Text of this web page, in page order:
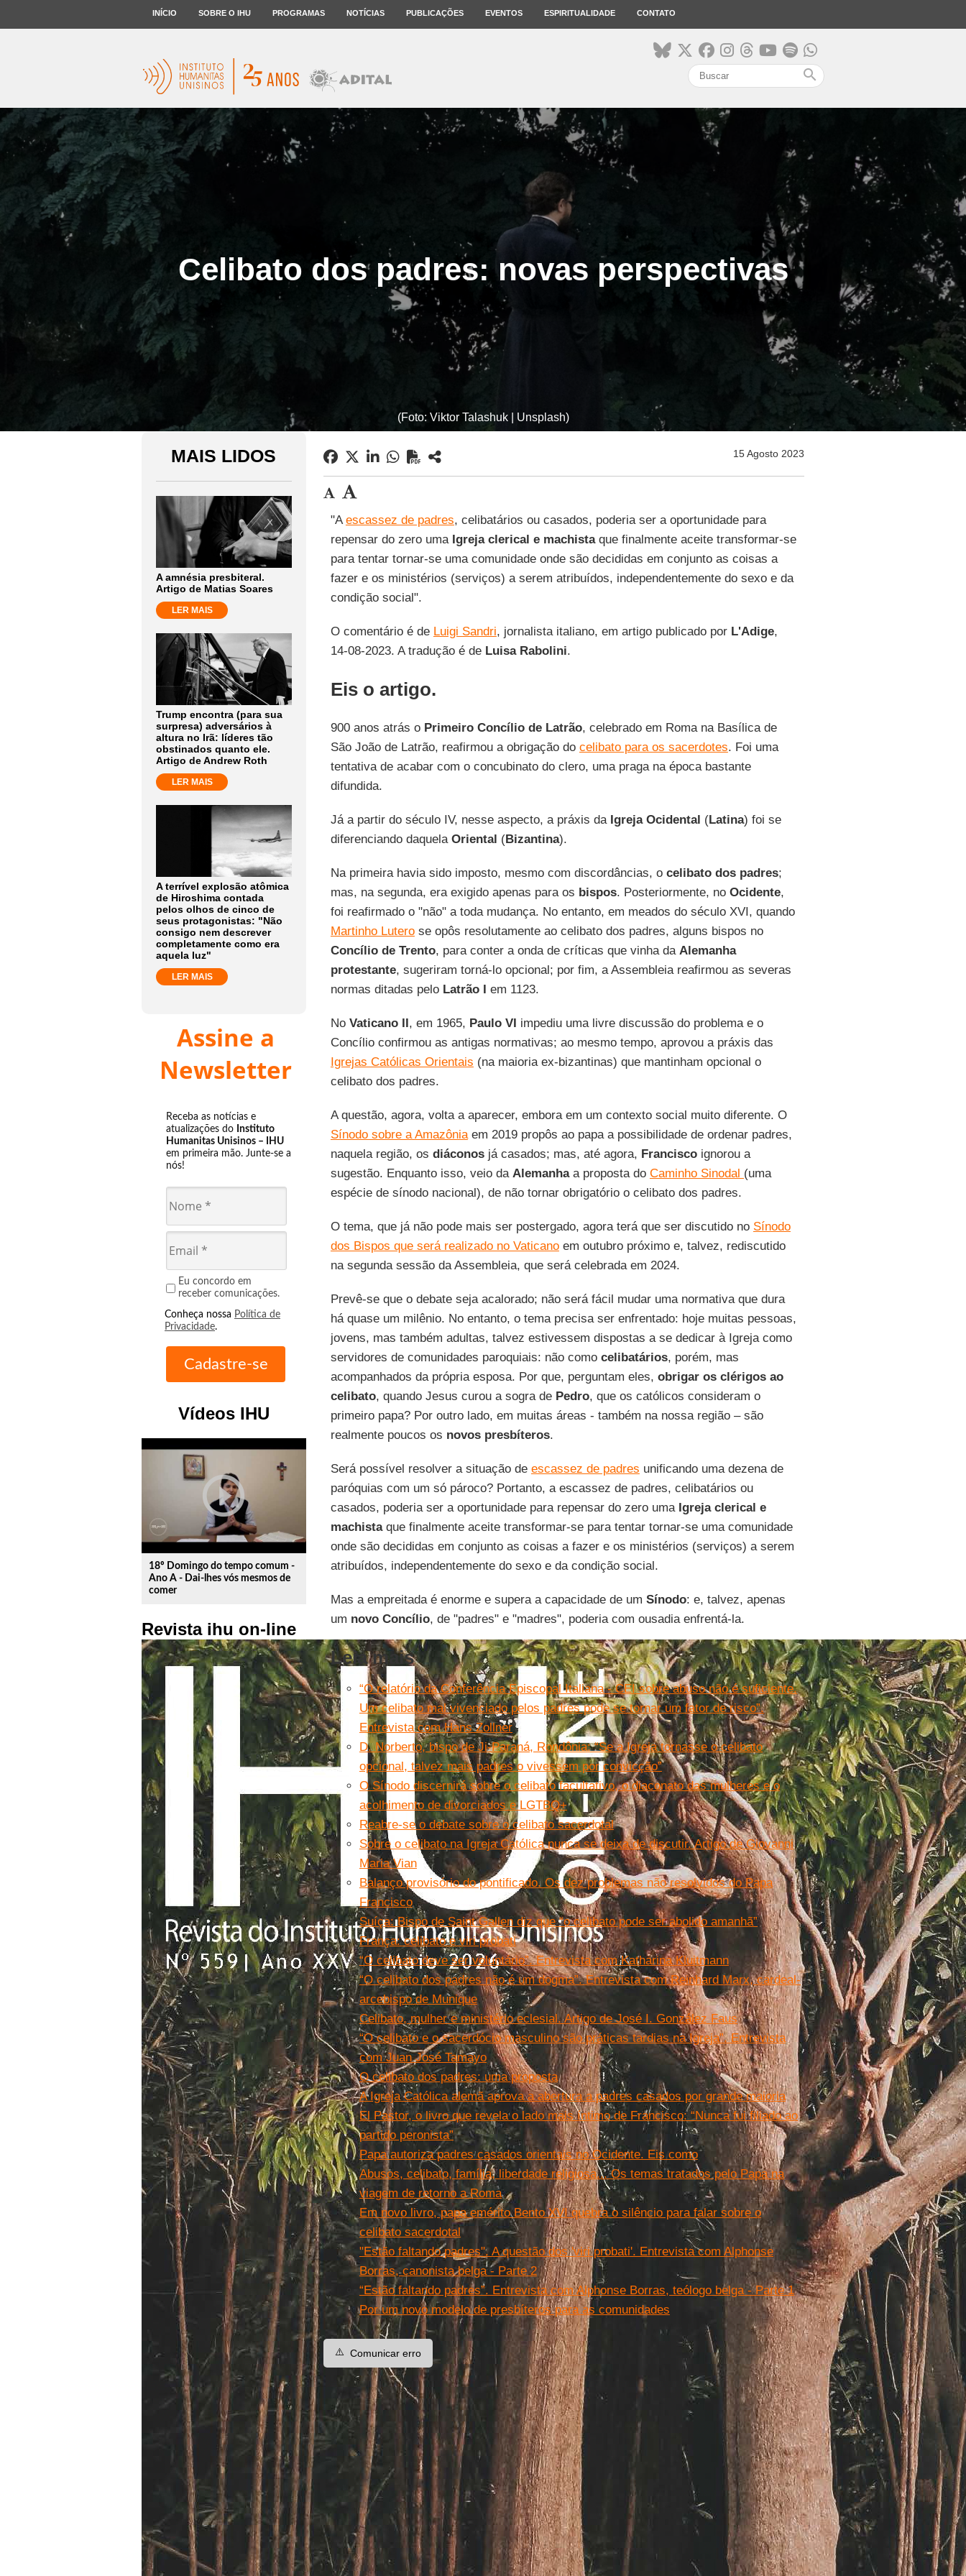
INÍCIO SOBRE O IHU PROGRAMAS NOTÍCIAS PUBLICAÇÕES EVENTOS ESPIRITUALIDADE CONTATO
search
Celibato dos padres: novas perspectivas
(Foto: Viktor Talashuk | Unsplash)
MAIS LIDOS
A amnésia presbiteral.
Artigo de Matias Soares
LER MAIS
Trump encontra (para sua
surpresa) adversários à
altura no Irã: líderes tão
obstinados quanto ele.
Artigo de Andrew Roth
LER MAIS
A terrível explosão atômica
de Hiroshima contada
pelos olhos de cinco de
seus protagonistas: "Não
consigo nem descrever
completamente como era
aquela luz"
LER MAIS
Assine a
Newsletter
Receba as notícias e
atualizações do Instituto
Humanitas Unisinos – IHU
em primeira mão. Junte-se a
nós!
Eu concordo em
receber comunicações.
Conheça nossa Política de
Privacidade.
Vídeos IHU
play_circle_outline
18º Domingo do tempo comum -
Ano A - Dai-lhes vós mesmos de
comer
Revista ihu on-line
15 Agosto 2023
"Aescassez de padres, celibatários ou casados, poderia ser a oportunidade para
repensar do zero uma Igreja clerical e machistaque finalmente aceite transformar-se
para tentar tornar-se uma comunidade onde são decididas em conjunto as coisas a
fazer e os ministérios (serviços) a serem atribuídos, independentemente do sexo e da
condição social".
O comentário é de Luigi Sandri, jornalista italiano, em artigo publicado por L'Adige,
14-08-2023. A tradução é de Luisa Rabolini.
Eis o artigo.
900 anos atrás o Primeiro Concílio de Latrão, celebrado em Roma na Basílica de
São João de Latrão, reafirmou a obrigação do celibato para os sacerdotes. Foi uma
tentativa de acabar com o concubinato do clero, uma praga na época bastante
difundida.
Já a partir do século IV, nesse aspecto, a práxis da Igreja Ocidental (Latina) foi se
diferenciando daquela Oriental (Bizantina).
Na primeira havia sido imposto, mesmo com discordâncias, o celibato dos padres;
mas, na segunda, era exigido apenas para os bispos. Posteriormente, no Ocidente,
foi reafirmado o "não" a toda mudança. No entanto, em meados do século XVI, quando
Martinho Luterose opôs resolutamente ao celibato dos padres, alguns bispos no
Concílio de Trento, para conter a onda de críticas que vinha da Alemanha
protestante, sugeriram torná-lo opcional; por fim, a Assembleia reafirmou as severas
normas ditadas pelo Latrão I em 1123.
No Vaticano II, em 1965, Paulo VI impediu uma livre discussão do problema e o
Concílio confirmou as antigas normativas; ao mesmo tempo, aprovou a práxis das
Igrejas Católicas Orientais (na maioria ex-bizantinas) que mantinham opcional o
celibato dos padres.
A questão, agora, volta a aparecer, embora em um contexto social muito diferente. O
Sínodo sobre a Amazôniaem 2019 propôs ao papa a possibilidade de ordenar padres,
naquela região, os diáconosjá casados; mas, até agora, Franciscoignorou a
sugestão. Enquanto isso, veio da Alemanhaa proposta do Caminho Sinodal (uma
espécie de sínodo nacional), de não tornar obrigatório o celibato dos padres.
O tema, que já não pode mais ser postergado, agora terá que ser discutido no Sínodo
dos Bispos que será realizado no Vaticanoem outubro próximo e, talvez, rediscutido
na segunda sessão da Assembleia, que será celebrada em 2024.
Prevê-se que o debate seja acalorado; não será fácil mudar uma normativa que dura
há quase um milênio. No entanto, o tema precisa ser enfrentado: hoje muitas pessoas,
jovens, mas também adultas, talvez estivessem dispostas a se dedicar à Igreja como
servidores de comunidades paroquiais: não como celibatários, porém, mas
acompanhados da própria esposa. Por que, perguntam eles, obrigar os clérigos ao
celibato, quando Jesus curou a sogra de Pedro, que os católicos consideram o
primeiro papa? Por outro lado, em muitas áreas - também na nossa região – são
realmente poucos os novos presbíteros.
Será possível resolver a situação de escassez de padres unificando uma dezena de
paróquias com um só pároco? Portanto, a escassez de padres, celibatários ou
casados, poderia ser a oportunidade para repensar do zero uma Igreja clerical e
machistaque finalmente aceite transformar-se para tentar tornar-se uma comunidade
onde são decididas em conjunto as coisas a fazer e os ministérios (serviços) a serem
atribuídos, independentemente do sexo e da condição social.
Mas a empreitada é enorme e supera a capacidade de um Sínodo: e, talvez, apenas
um novo Concílio, de "padres" e "madres", poderia com ousadia enfrentá-la.
Leia mais
“O relatório da Conferência Episcopal Italiana - CEI sobre abuso não é suficiente.
Um celibato mal vivenciado pelos padres pode se tornar um fator de risco”.
Entrevista com Hans Zollner
D. Norberto, bispo de Ji-Paraná, Rondônia: “Se a Igreja tornasse o celibato
opcional, talvez mais padres o vivessem por convicção”
O Sínodo discernirá sobre o celibato facultativo, o diaconato das mulheres e o
acolhimento de divorciados e LGTBQ+
Reabre-se o debate sobre o celibato sacerdotal
Sobre o celibato na Igreja Católica nunca se deixa de discutir. Artigo de Giovanni
Maria Vian
Balanço provisório do pontificado. Os dez problemas não resolvidos do Papa
Francisco
Suíça: Bispo de Saint Gallen diz que “o celibato pode ser abolido amanhã”
França: celibato e viri probati
“O celibato deve ser voluntário”. Entrevista com Katharina Kluitmann
“O celibato dos padres não é um dogma”. Entrevista com Reinhard Marx, cardeal-
arcebispo de Munique
Celibato, mulher e ministério eclesial. Artigo de José I. González Faus
“O celibato e o sacerdócio masculino são práticas tardias na Igreja”. Entrevista
com Juan José Tamayo
O celibato dos padres: uma proposta
A Igreja Católica alemã aprova a abertura a padres casados por grande maioria
El Pastor, o livro que revela o lado mais íntimo de Francisco: “Nunca fui filiado ao
partido peronista”
Papa autoriza padres casados orientais no Ocidente. Eis como
Abusos, celibato, família, liberdade religiosa... Os temas tratados pelo Papa na
viagem de retorno a Roma
Em novo livro, papa emérito Bento XVI quebra o silêncio para falar sobre o
celibato sacerdotal
"Estão faltando padres". A questão dos 'viri probati'. Entrevista com Alphonse
Borras, canonista belga - Parte 2
“Estão faltando padres”. Entrevista com Alphonse Borras, teólogo belga - Parte 1
Por um novo modelo de presbíteros para as comunidades
⚠️ Comunicar erro